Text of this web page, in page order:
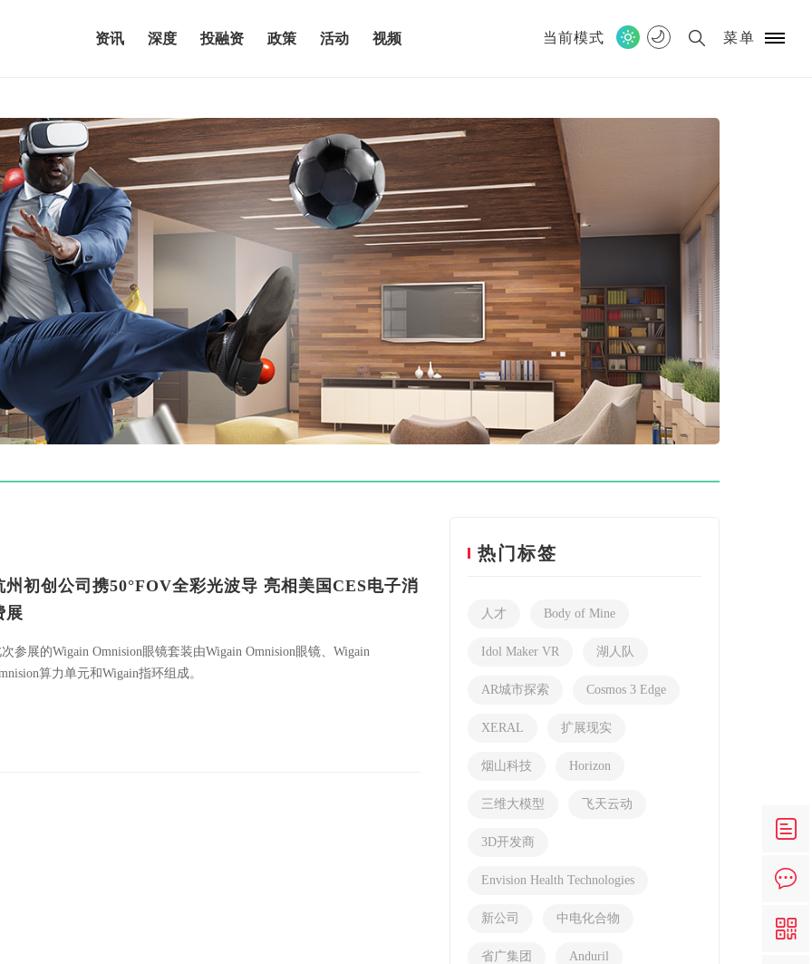
资讯 深度 投融资 政策 活动 视频 当前模式 菜单
州初创公司携50°FOV全彩光波导 亮相美国CES电子消
展
参展的Wigain Omnision眼镜套装由Wigain Omnision眼镜、Wigain
算力单元和Wigain指环组成。
热门标签
人才 Body of Mine
Idol Maker VR 湖人队
AR城市探索 Cosmos 3 Edge
XERAL 扩展现实
烟山科技 Horizon
三维大模型 飞天云动
3D开发商
Envision Health Technologies
新公司 中电化合物
省广集团 Anduril